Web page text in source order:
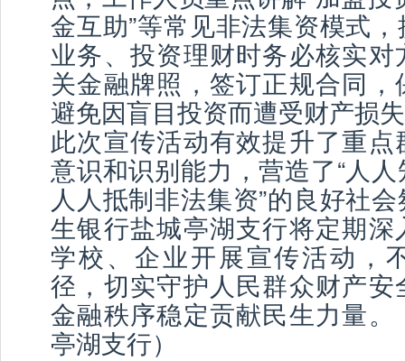
金互助”等常见非法集资模式
业务、投资理财时务必核实
关金融牌照，签订正规合同
避免因盲目投资而遭受财产损
此次宣传活动有效提升了重
意识和识别能力，营造了“人
人人抵制非法集资”的良好社
生银行盐城亭湖支行将定期
学校、企业开展宣传活动，
径，切实守护人民群众财产
金融秩序稳定贡献民生力量
亭湖支行）